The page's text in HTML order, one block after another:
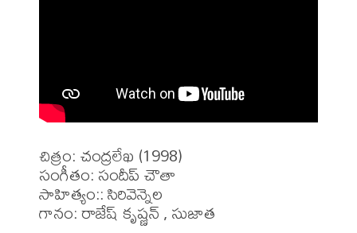
చిత్రం: చంద్రలేఖ (1998)
సంగీతం: సందీప్ చౌతా
సాహిత్యం:: సిరివెన్నెల
గానం: రాజేష్ కృష్ణన్ , సుజాత